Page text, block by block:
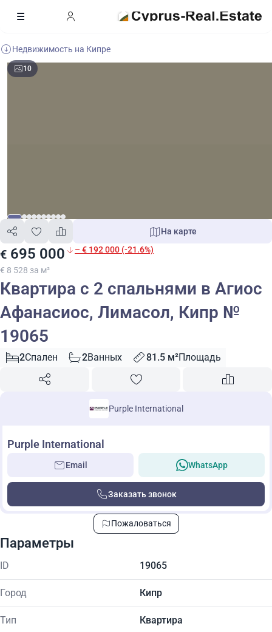
Недвижимость на Кипре
10
€ 695 000 – € 192 000 (-21.6%)
€ 8 528 за м²
На карте
Квартира с 2 спальнями в Агиос
Афанасиос, Лимасол, Кипр №
19065
2Спален 2Ванных 81.5 м²Площадь
Purple International
Purple International
Email WhatsApp
Заказать звонок
Пожаловаться
Параметры
ID 19065
Город Кипр
Тип Квартира